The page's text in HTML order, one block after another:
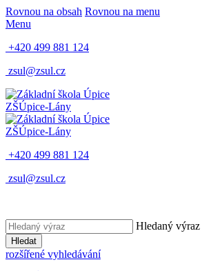
Rovnou na obsah Rovnou na menu
Menu
+420 499 881 124
zsul@zsul.cz
ZŠÚpice-Lány
ZŠÚpice-Lány
+420 499 881 124
zsul@zsul.cz
Hledaný výraz
Hledat
rozšířené vyhledávání